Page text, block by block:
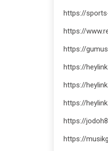
https://
https://
https://
https://
https://
https://
https://
https://